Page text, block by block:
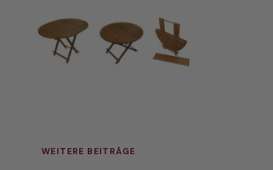
WEITERE BEITRÄGE